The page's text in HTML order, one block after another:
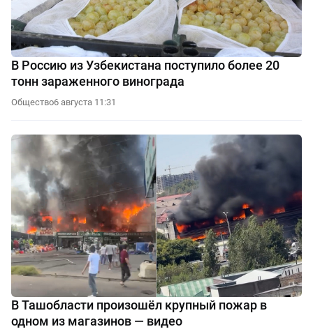
В Россию из Узбекистана поступило более 20
тонн зараженного винограда
Общество6 августа 11:31
В Ташобласти произошёл крупный пожар в
одном из магазинов — видео